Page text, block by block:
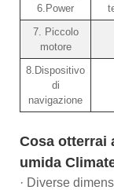
6.Power
7. Piccolo
motore
8.Dispositivo
di
navigazione
Cosa otterrai
umida
· Diverse